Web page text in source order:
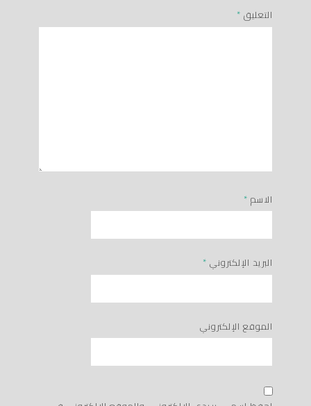
التعليق *
الاسم *
البريد الإلكتروني *
الموقع الإلكتروني